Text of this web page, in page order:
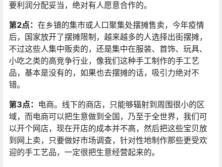
要利润分配妥当，绝对有人愿意合作的。
第2点： 在乡镇的集市或人口聚集处摆摊售卖，今年疫情
后，国家放开了摆摊限制，越来越多的人选择出街摆摊，
不过这些人集中贩卖的，还是集中在服装、首饰、玩具、
小吃之类的高竞争行业，像我们这种手工制作的手工艺
品，基本是没有的，如果也去摆摊的话，吸引力绝对不
错。
第3点： 电商。线下的商店，只能够辐射到周围很小的区
域，而电商可以把生意做到全国，乃至于全世界，我们可
以开个网店，现在开店的成本并不高，然后把这些宝贝放
到网上卖，只要做好市场调查，针对性地制作那些更受欢
迎的手工艺品，一定很把生意经营起来的。